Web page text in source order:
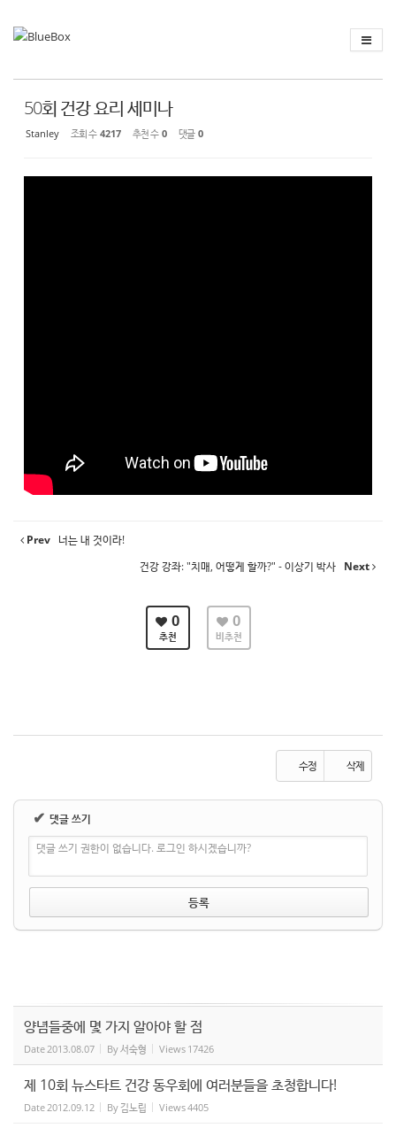
50회 건강 요리 세미나
Stanley 조회 수 4217 추천 수 0 댓글 0
Prev 너는 내 것이라!
건강 강좌: "치매, 어떻게 할까?" - 이상기 박사 Next
0
추천
0
비추천
수정 삭제
✔ 댓글 쓰기
댓글 쓰기 권한이 없습니다. 로그인 하시겠습니까?
양념들중에 몇 가지 알아야 할 점
Date2013.08.07 By서숙형 Views 17426
제 10회 뉴스타트 건강 동우회에 여러분들을 초청합니다!
Date2012.09.12 By 김노립 Views4405
스케치북5
스케치북5